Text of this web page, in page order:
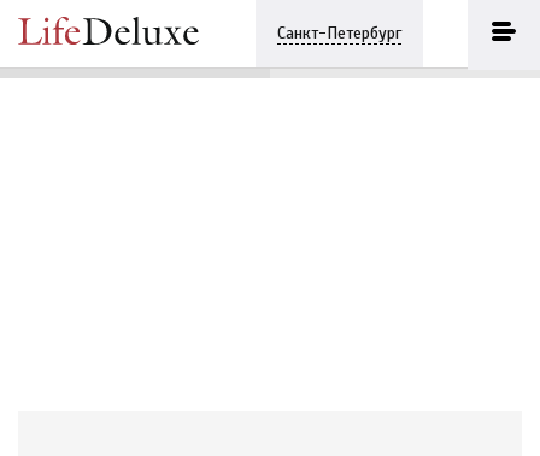
Санкт-Петербург
Каменноостровский пр., д. 73-75
+7 (812) 3330243 ПОЗВОНИТЬ